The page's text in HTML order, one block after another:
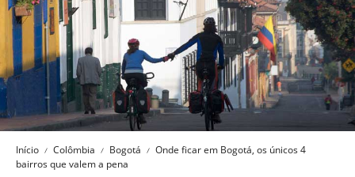
Início Colômbia Bogotá
Onde ficar em Bogotá, os únicos 4
bairros que valem a pena